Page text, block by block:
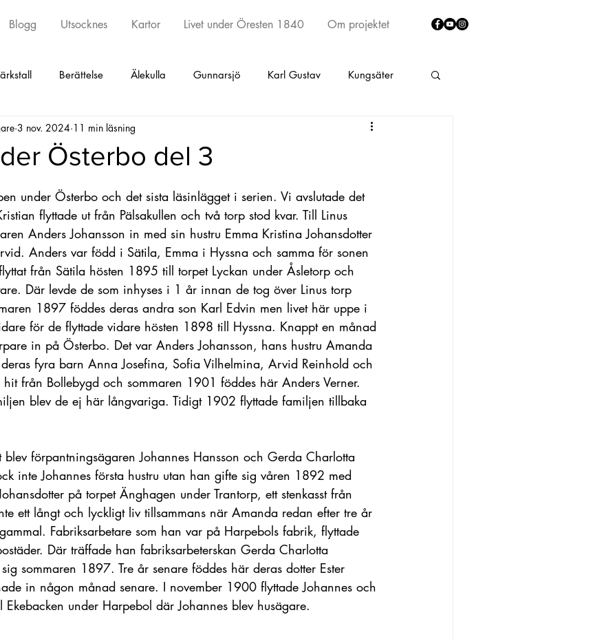
Blogg Utsocknes Kartor Livet under Öresten 1840 Om projektet
Berättelse Älekulla Gunnarsjö Karl Gustav Kungsäter
Torestorp Öxabäck
Kattunga
Undantagskontrakt Äldsta artikeln Fotskäl Promenad södra Älekulla
Österbo del 3
3 nov. 2024 11 min läsning
under Österbo och det sista läsinlägget i serien. Vi avslutade det
flyttade ut från Pälsakullen och två torp stod kvar. Till Linus
Anders Johansson in med sin hustru Emma Kristina Johansdotter
Anders var född i Sätila, Emma i Hyssna och samma för sonen
från Sätila hösten 1895 till torpet Lyckan under Åsletorp och
Där levde de som inhyses i 1 år innan de tog över Linus torp
1897 föddes deras andra son Karl Edvin men livet här uppe i
för de flyttade vidare hösten 1898 till Hyssna. Knappt en månad
in på Österbo. Det var Anders Johansson, hans hustru Amanda
fyra barn Anna Josefina, Sofia Vilhelmina, Arvid Reinhold och
från Bollebygd och sommaren 1901 föddes här Anders Verner.
blev de ej här långvariga. Tidigt 1902 flyttade familjen tillbaka
blev förpantningsägaren Johannes Hansson och Gerda Charlotta
inte Johannes första hustru utan han gifte sig våren 1892 med
på torpet Änghagen under Trantorp, ett stenkasst från
ett långt och lyckligt liv tillsammans när Amanda redan efter tre år
Fabriksarbetare som han var på Harpebols fabrik, flyttade
Där träffade han fabriksarbeterskan Gerda Charlotta
sommaren 1897. Tre år senare föddes här deras dotter Ester
in någon månad senare. I november 1900 flyttade Johannes och
under Harpebol där Johannes blev husägare.